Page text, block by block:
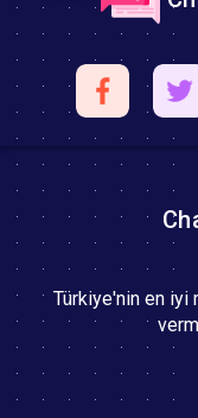
Türkiye'nin en